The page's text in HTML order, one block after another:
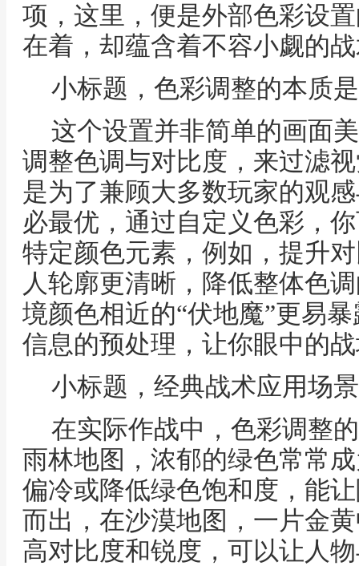
项，这里，便是外部色彩设
在着，却蕴含着不容小觑的
小标题，色彩调整的本质
这个设置并非简单的画面
调整色调与对比度，来过滤
是为了兼顾大多数玩家的观
必最优，通过自定义色彩，
特定颜色元素，例如，提升
人轮廓更清晰，降低整体色
境颜色相近的“伏地魔”更易
信息的预处理，让你眼中的
小标题，经典战术应用场
在实际作战中，色彩调整
雨林地图，浓郁的绿色常常
偏冷或降低绿色饱和度，能
而出，在沙漠地图，一片金
高对比度和锐度，可以让人